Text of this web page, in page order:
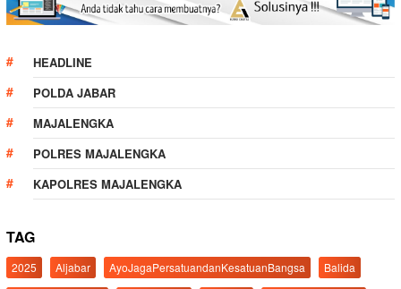
HEADLINE
POLDA JABAR
MAJALENGKA
POLRES MAJALENGKA
KAPOLRES MAJALENGKA
TAG
2025 Aljabar AyoJagaPersatuandanKesatuanBangsa Balida